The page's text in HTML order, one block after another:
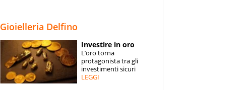
SPECIALI
ESPERTI
Gioielleria Delfino
Investire in oro
L’oro torna
protagonista tra gli
investimenti sicuri
LEGGI